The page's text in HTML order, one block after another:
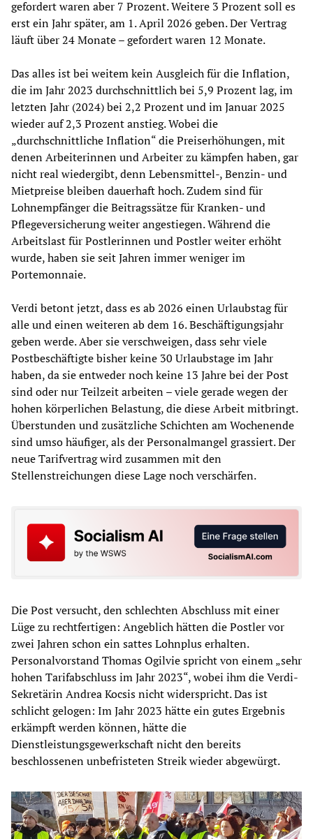
gefordert waren aber 7 Prozent. Weitere 3 Prozent soll es
erst ein Jahr später, am 1. April 2026 geben. Der Vertrag
läuft über 24 Monate – gefordert waren 12 Monate.
Das alles ist bei weitem kein Ausgleich für die Inflation,
die im Jahr 2023 durchschnittlich bei 5,9 Prozent lag, im
letzten Jahr (2024) bei 2,2 Prozent und im Januar 2025
wieder auf 2,3 Prozent anstieg. Wobei die
„durchschnittliche Inflation“ die Preiserhöhungen, mit
denen Arbeiterinnen und Arbeiter zu kämpfen haben, gar
nicht real wiedergibt, denn Lebensmittel-, Benzin- und
Mietpreise bleiben dauerhaft hoch. Zudem sind für
Lohnempfänger die Beitragssätze für Kranken- und
Pflegeversicherung weiter angestiegen. Während die
Arbeitslast für Postlerinnen und Postler weiter erhöht
wurde, haben sie seit Jahren immer weniger im
Portemonnaie.
Verdi betont jetzt, dass es ab 2026 einen Urlaubstag für
alle und einen weiteren ab dem 16. Beschäftigungsjahr
geben werde. Aber sie verschweigen, dass sehr viele
Postbeschäftigte bisher keine 30 Urlaubstage im Jahr
haben, da sie entweder noch keine 13 Jahre bei der Post
sind oder nur Teilzeit arbeiten – viele gerade wegen der
hohen körperlichen Belastung, die diese Arbeit mitbringt.
Überstunden und zusätzliche Schichten am Wochenende
sind umso häufiger, als der Personalmangel grassiert. Der
neue Tarifvertrag wird zusammen mit den
Stellenstreichungen diese Lage noch verschärfen.
Die Post versucht, den schlechten Abschluss mit einer
Lüge zu rechtfertigen: Angeblich hätten die Postler vor
zwei Jahren schon ein sattes Lohnplus erhalten.
Personalvorstand Thomas Ogilvie spricht von einem „sehr
hohen Tarifabschluss im Jahr 2023“, wobei ihm die Verdi-
Sekretärin Andrea Kocsis nicht widerspricht. Das ist
schlicht gelogen: Im Jahr 2023 hätte ein gutes Ergebnis
erkämpft werden können, hätte die
Dienstleistungsgewerkschaft nicht den bereits
beschlossenen unbefristeten Streik wieder abgewürgt.